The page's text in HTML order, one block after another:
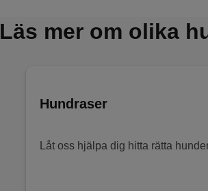
Läs mer om olika
Hundraser
Låt oss hjälpa dig hitta rätta